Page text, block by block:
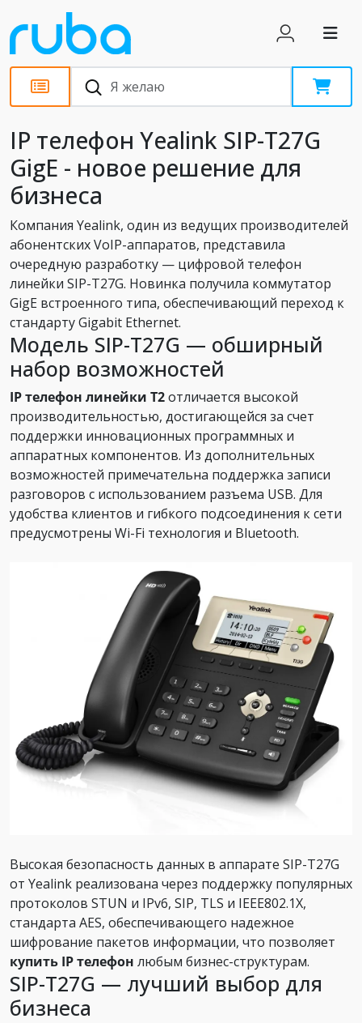
Новости
IP телефон Yealink SIP-T27G
GigE - новое решение для
бизнеса
Компания Yealink, один из ведущих производителей
абонентских VoIP-аппаратов, представила
очередную разработку — цифровой телефон
линейки SIP-T27G. Новинка получила коммутатор
GigE встроенного типа, обеспечивающий переход к
стандарту Gigabit Ethernet.
Модель SIP-T27G — обширный
набор возможностей
IP телефон линейки Т2отличается высокой
производительностью, достигающейся за счет
поддержки инновационных программных и
аппаратных компонентов. Из дополнительных
возможностей примечательна поддержка записи
разговоров с использованием разъема USB. Для
удобства клиентов и гибкого подсоединения к сети
предусмотрены Wi-Fi технология и Bluetooth.
Высокая безопасность данных в аппарате SIP-T27G
от Yealink реализована через поддержку популярных
протоколов STUN и IPv6, SIP, TLS и IEEE802.1X,
стандарта AES, обеспечивающего надежное
шифрование пакетов информации, что позволяет
купить IP телефон любым бизнес-структурам.
SIP-T27G — лучший выбор для
бизнеса